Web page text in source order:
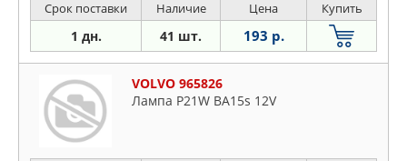
Срок поставки Наличие Цена Купить
1 дн. 41 шт. 193 р.
VOLVO 965826
Лампа P21W BA15s 12V